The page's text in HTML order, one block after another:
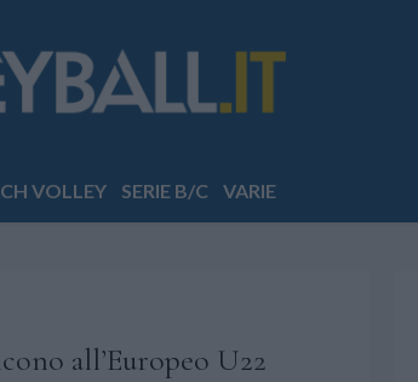
VOLLEY SERIE B/C VARIE
all’Europeo U22